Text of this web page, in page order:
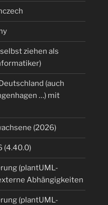
ziehen als
(auch
…) mit
(2026)
(4.40.0)
(plantUML-
Abhängigkeiten
(plantUML-